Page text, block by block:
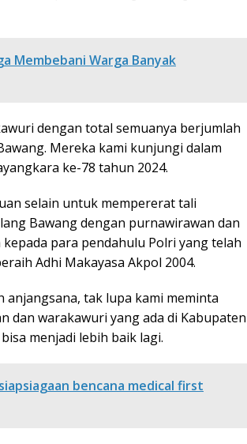
Membebani Warga Banyak
dengan total semuanya berjumlah
Mereka kami kunjungi dalam
ke-78 tahun 2024.
selain untuk mempererat tali
Bawang dengan purnawirawan dan
para pendahulu Polri yang telah
Adhi Makayasa Akpol 2004.
tak lupa kami meminta
dan warakawuri yang ada di Kabupaten
menjadi lebih baik lagi.
bencana medical first